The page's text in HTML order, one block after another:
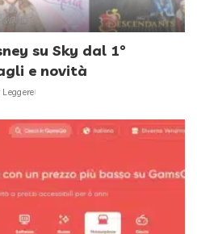
su Sky dal 1°
e novità